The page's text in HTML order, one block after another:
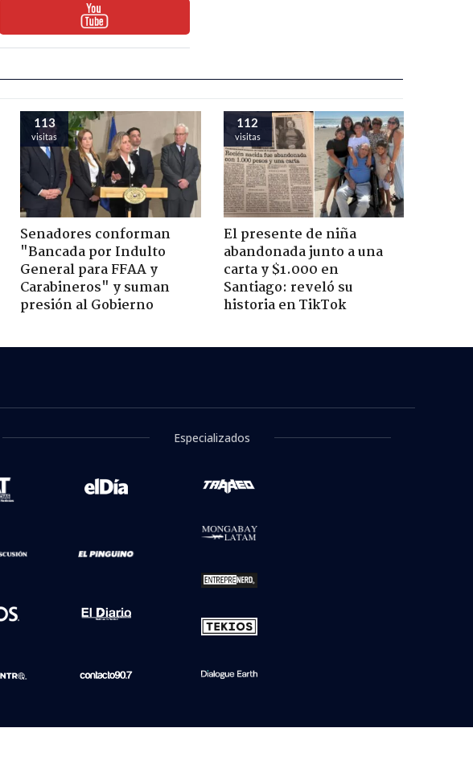
113
visitas
Senadores conforman
"Bancada por Indulto
General para FFAA y
Carabineros" y suman
presión al Gobierno
112
visitas
El presente de niña
abandonada junto a una
carta y $1.000 en
Santiago: reveló su
historia en TikTok
Especializados